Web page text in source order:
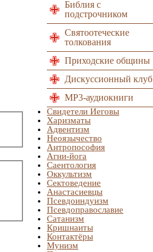
Библия с
подстрочником
Святоотеческие
толкования
Приходские общины
Дискуссионный клуб
MP3-аудиокниги
Свидетели Иеговы
Харизматы
Адвентизм
Неоязычество
Антропософия
Агни-йога
Саентология
Оккультизм
Сектоведение
Анастасиевцы
Псевдоиндуизм
Псевдоправославие
Сатанизм
Кришнаиты
Контактёры
Мунизм